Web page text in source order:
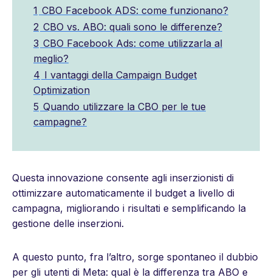
1 CBO Facebook ADS: come funzionano?
2 CBO vs. ABO: quali sono le differenze?
3 CBO Facebook Ads: come utilizzarla al
meglio?
4 I vantaggi della Campaign Budget
Optimization
5 Quando utilizzare la CBO per le tue
campagne?
Questa innovazione consente agli inserzionisti di
ottimizzare automaticamente il budget a livello di
campagna, migliorando i risultati e semplificando la
gestione delle inserzioni.
A questo punto, fra l’altro, sorge spontaneo il dubbio
per gli utenti di Meta: qual è la differenza tra ABO e